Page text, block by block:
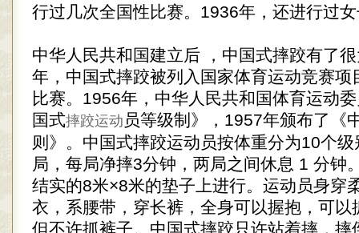
行过几次全国性比赛。1936年，还进行过
中华人民共和国建立后 ，中国式摔跤有了
年，中国式摔跤被列入国家体育运动竞赛项
比赛。1956年，中华人民共和国体育运动
国式摔跤运动 员等级制》，1957年颁布了《
则》。中国式摔跤运动员按体重分为10个
局，每局净摔3分钟，两局之间休息 1 分钟
结实的8米×8米的垫子上进行。运动员身穿
衣，系腰带，穿长裤，全身可以握抱，可以
但不许抓裤子。中国式摔跤只许站着摔，摔